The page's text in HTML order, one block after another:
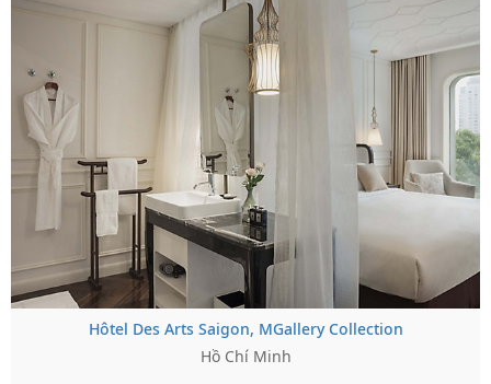
Hôtel Des Arts Saigon, MGallery Collection
Hồ Chí Minh